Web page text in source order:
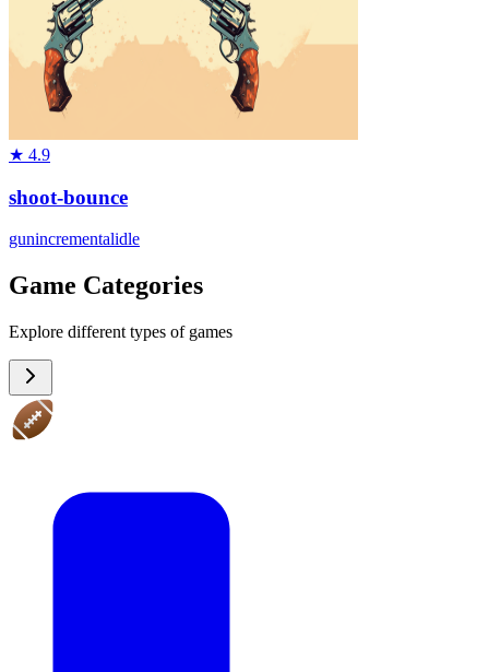
★ 4.9
shoot-bounce
gunincrementalidle
Game Categories
Explore different types of games